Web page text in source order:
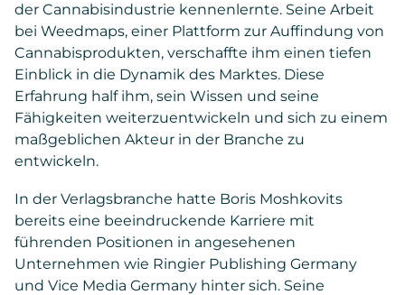
der Cannabisindustrie kennenlernte. Seine Arbeit
bei Weedmaps, einer Plattform zur Auffindung von
Cannabisprodukten, verschaffte ihm einen tiefen
Einblick in die Dynamik des Marktes. Diese
Erfahrung half ihm, sein Wissen und seine
Fähigkeiten weiterzuentwickeln und sich zu einem
maßgeblichen Akteur in der Branche zu
entwickeln.
In der Verlagsbranche hatte Boris Moshkovits
bereits eine beeindruckende Karriere mit
führenden Positionen in angesehenen
Unternehmen wie Ringier Publishing Germany
und Vice Media Germany hinter sich. Seine